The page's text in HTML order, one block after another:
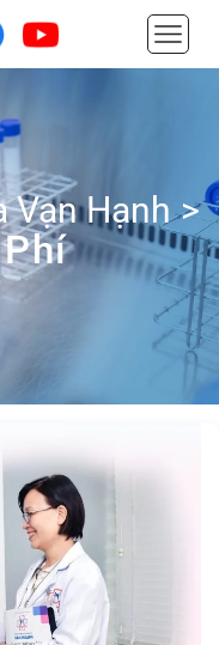
Vạn Hạnh>